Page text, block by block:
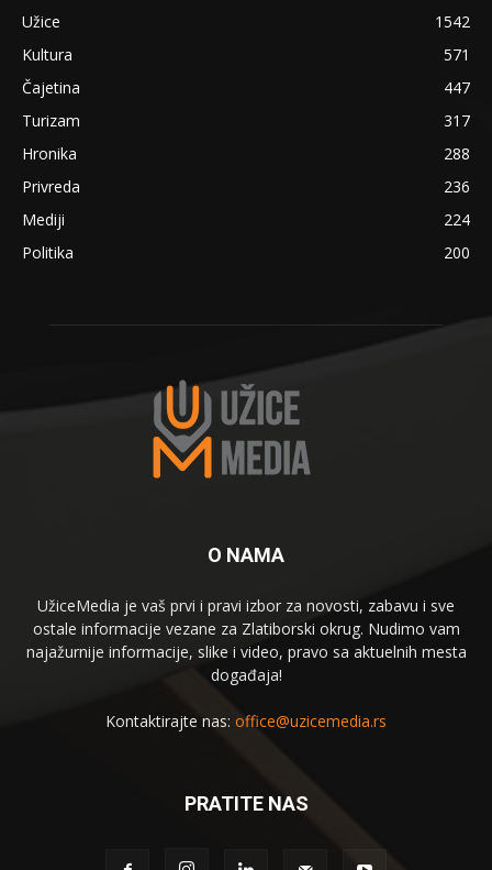
Užice
1542
Kultura
571
Čajetina
447
Turizam
317
Hronika
288
Privreda
236
Mediji
224
Politika
200
O NAMA
UžiceMedia je vaš prvi i pravi izbor za novosti, zabavu i sve
ostale informacije vezane za Zlatiborski okrug. Nudimo vam
najažurnije informacije, slike i video, pravo sa aktuelnih mesta
događaja!
Kontaktirajte nas: office@uzicemedia.rs
PRATITE NAS